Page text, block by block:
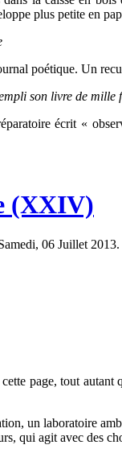
plus petite en
poétique. Un
son livre de mille
écrit «
(XXIV)
06 Juillet 2013.
page, tout
un laboratoire
qui agit avec des